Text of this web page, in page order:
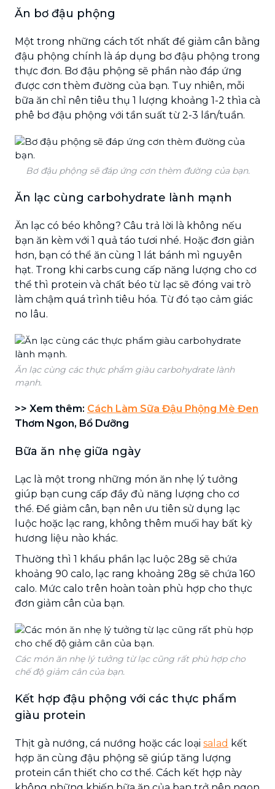
Ăn bơ đậu phộng
Một trong những cách tốt nhất để giảm cân bằng
đậu phộng chính là áp dụng bơ đậu phộng trong
thực đơn. Bơ đậu phộng sẽ phần nào đáp ứng
được cơn thèm đường của bạn. Tuy nhiên, mỗi
bữa ăn chỉ nên tiêu thụ 1 lượng khoảng 1-2 thìa cà
phê bơ đậu phộng với tần suất từ 2-3 lần/tuần.
Bơ đậu phộng sẽ đáp ứng cơn thèm đường của bạn.
Ăn lạc cùng carbohydrate lành mạnh
Ăn lạc có béo không? Câu trả lời là không nếu
bạn ăn kèm với 1 quả táo tươi nhé. Hoặc đơn giản
hơn, bạn có thể ăn cùng 1 lát bánh mì nguyên
hạt. Trong khi carbs cung cấp năng lượng cho cơ
thể thì protein và chất béo từ lạc sẽ đóng vai trò
làm chậm quá trình tiêu hóa. Từ đó tạo cảm giác
no lâu.
Ăn lạc cùng các thực phẩm giàu carbohydrate lành
mạnh.
>> Xem thêm: Cách Làm Sữa Đậu Phộng Mè Đen
Thơm Ngon, Bổ Dưỡng
Bữa ăn nhẹ giữa ngày
Lạc là một trong những món ăn nhẹ lý tưởng
giúp bạn cung cấp đầy đủ năng lượng cho cơ
thể. Để giảm cân, bạn nên ưu tiên sử dụng lạc
luộc hoặc lạc rang, không thêm muối hay bất kỳ
hương liệu nào khác.
Thường thì 1 khẩu phần lạc luộc 28g sẽ chứa
khoảng 90 calo, lạc rang khoảng 28g sẽ chứa 160
calo. Mức calo trên hoàn toàn phù hợp cho thực
đơn giảm cân của bạn.
Các món ăn nhẹ lý tưởng từ lạc cũng rất phù hợp cho
chế độ giảm cân của bạn.
Kết hợp đậu phộng với các thực phẩm
giàu protein
Thịt gà nướng, cá nướng hoặc các loại salad kết
hợp ăn cùng đậu phộng sẽ giúp tăng lượng
protein cần thiết cho cơ thể. Cách kết hợp này